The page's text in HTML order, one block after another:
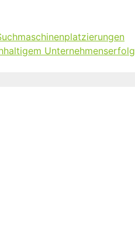
Unternehmenserfolg